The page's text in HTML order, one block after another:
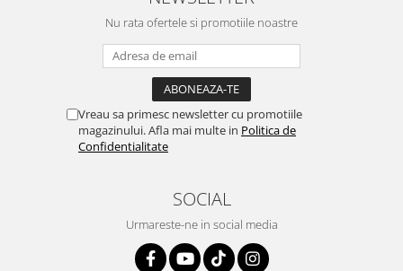
Nu rata ofertele si promotiile noastre
Vreau sa primesc newsletter cu promotiile
magazinului. Afla mai multe in Politica de
Confidentialitate
SOCIAL
Urmareste-ne in social media